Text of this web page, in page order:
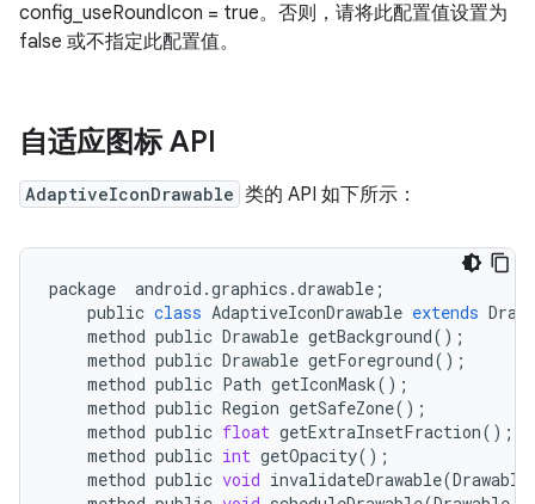
config_useRoundIcon = true。否则，请将此配置值设置为
false 或不指定此配置值。
自适应图标 API
AdaptiveIconDrawable 类的 API 如下所示：
package android .graphics .drawable ;
public class AdaptiveIconDrawable extends
method public Drawable getBackground();
method public Drawable getForeground();
method public Path getIconMask();
method public Region getSafeZone();
method public float getExtraInsetFraction();
method public int getOpacity();
method public void invalidateDrawable(Drawable